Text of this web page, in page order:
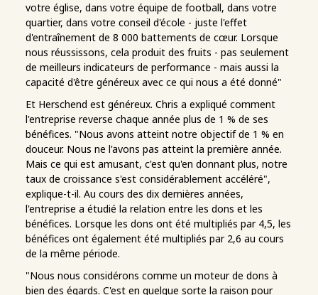
votre église, dans votre équipe de football, dans votre
quartier, dans votre conseil d'école - juste l'effet
d'entraînement de 8 000 battements de cœur. Lorsque
nous réussissons, cela produit des fruits - pas seulement
de meilleurs indicateurs de performance - mais aussi la
capacité d'être généreux avec ce qui nous a été donné"
Et Herschend est généreux. Chris a expliqué comment
l'entreprise reverse chaque année plus de 1 % de ses
bénéfices. "Nous avons atteint notre objectif de 1 % en
douceur. Nous ne l'avons pas atteint la première année.
Mais ce qui est amusant, c'est qu'en donnant plus, notre
taux de croissance s'est considérablement accéléré",
explique-t-il. Au cours des dix dernières années,
l'entreprise a étudié la relation entre les dons et les
bénéfices. Lorsque les dons ont été multipliés par 4,5, les
bénéfices ont également été multipliés par 2,6 au cours
de la même période.
"Nous nous considérons comme un moteur de dons à
bien des égards. C'est en quelque sorte la raison pour